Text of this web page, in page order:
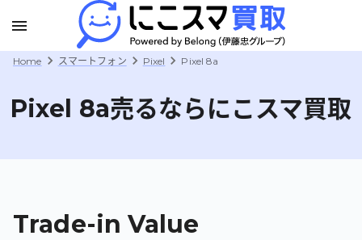
Home スマートフォン Pixel Pixel 8a
Pixel 8a売るならにこスマ買取
Trade-in Value